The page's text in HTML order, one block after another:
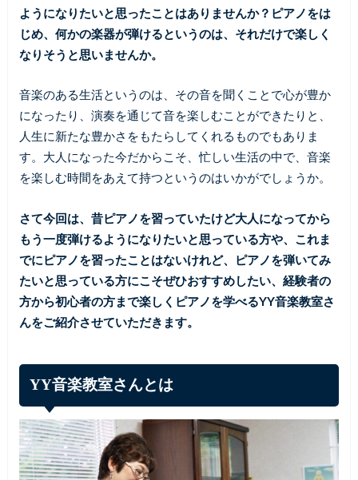
ようになりたいと思ったことはありませんか？ピアノをは
じめ、何かの楽器が弾けるというのは、それだけで楽しく
なりそうと思いませんか。
音楽のある生活というのは、その音を聞くことで心が豊か
になったり、演奏を通じて音を楽しむことができたりと、
人生に新たな豊かさをもたらしてくれるものでもありま
す。大人になった今だからこそ、忙しい生活の中で、音楽
を楽しむ時間をあえて持つというのはいかがでしょうか。
さて今回は、昔ピアノを習っていたけど大人になってから
もう一度弾けるようになりたいと思っている方や、これま
でにピアノを習ったことはないけれど、ピアノを弾いてみ
たいと思っている方にこそぜひおすすめしたい、経験者の
方から初心者の方まで楽しくピアノを学べるYY音楽教室さ
んをご紹介させていただきます。
YY音楽教室さんとは